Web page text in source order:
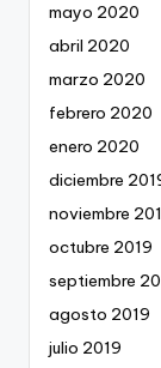
mayo 2020
abril 2020
marzo 2020
febrero 2020
enero 2020
diciembre
noviembre
octubre 2019
septiembre
agosto 2019
julio 2019